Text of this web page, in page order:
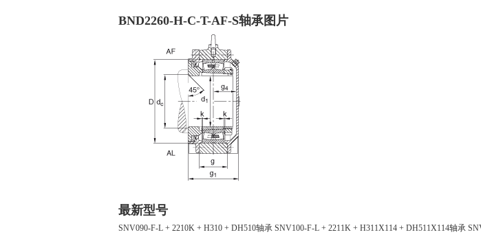
BND2260-H-C-T-AF-S轴承图片
最新型号
SNV090-F-L + 2210K + H310 + DH510轴承 SNV100-F-L + 2211K + H311X114 + DH511X114轴承